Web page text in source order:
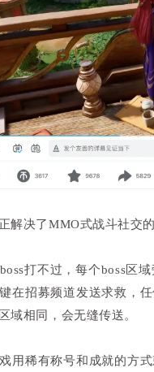
解决了MMO式战斗社交的
打不过，每个boss区
在招募频道发送求救，
域相同，会无缝传送。
用稀有称号和成就的方